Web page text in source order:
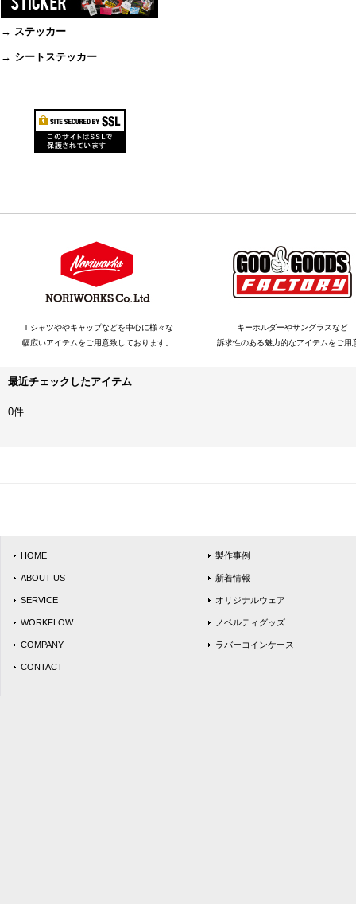
→ ステッカー
→ シートステッカー
Ｔシャツややキャップなどを中心に様々な
幅広いアイテムをご用意致しております。
キーホルダーやサングラスなど
訴求性のある魅力的なアイテムをご用
最近チェックしたアイテム
0件
HOME
ABOUT US
SERVICE
WORKFLOW
COMPANY
CONTACT
製作事例
新着情報
オリジナルウェア
ノベルティグッズ
ラバーコインケース